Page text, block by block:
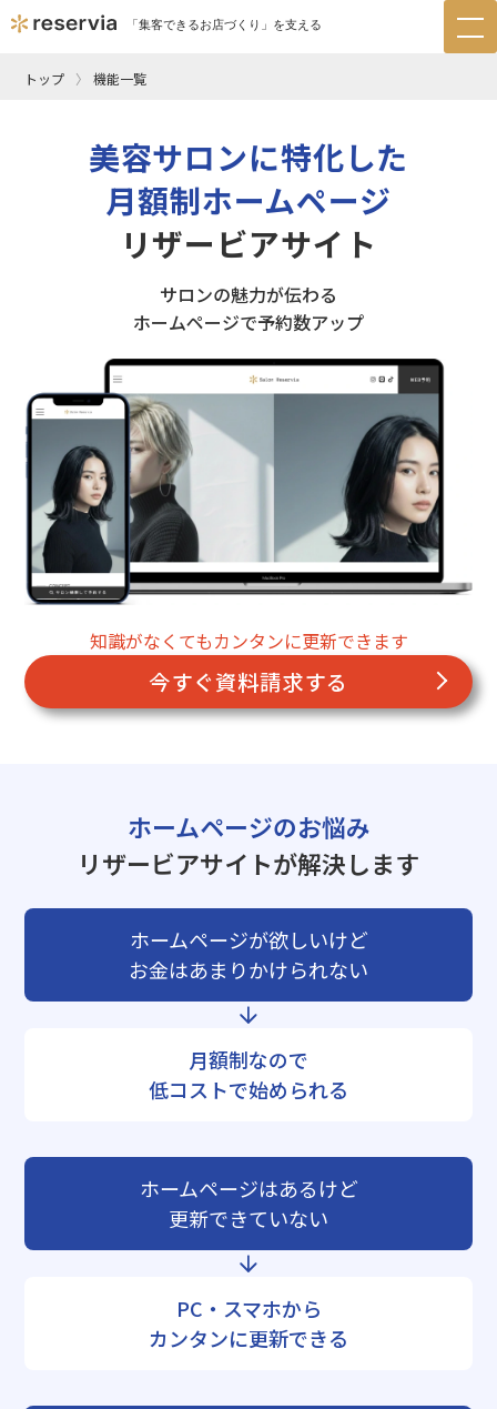
「集客できるお店づくり」を支える
トップ 機能一覧
美容サロンに特化した
月額制ホームページ
リザービアサイト
サロンの魅力が伝わる
ホームページで予約数アップ
知識がなくてもカンタンに更新できます
今すぐ資料請求する
ホームページのお悩み
リザービアサイトが解決します
ホームページが欲しいけど
お金はあまりかけられない
月額制なので
低コストで始められる
ホームページはあるけど
更新できていない
PC・スマホから
カンタンに更新できる